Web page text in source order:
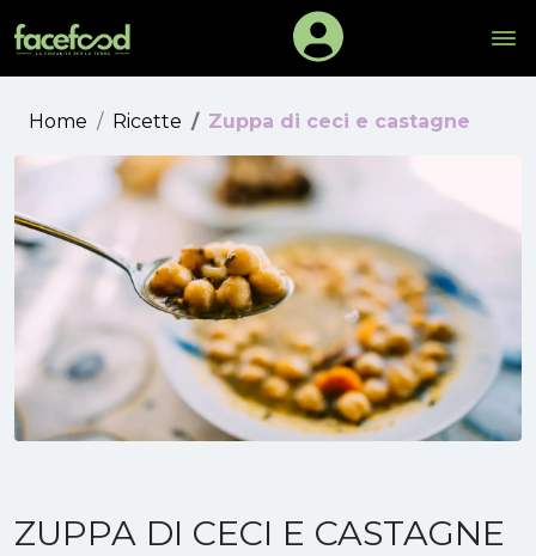
Home Ricette Zuppa di ceci e castagne
ZUPPA DI CECI E CASTAGNE